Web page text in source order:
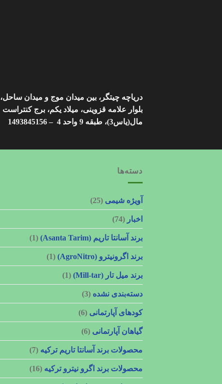
دریاچه چیتگر، بین میدان موج و میدان ساحل،
بلوار علامه قزوینی، میلاد یکم، برج کنتراست
مال(یاس3)، طبقه 9 واحد 4 – 1493845156
دسته‌ها
آویژه شیمی (25)
اخبار (74)
برند آسانتا تاریم (Asanta Tarim) (1)
برند اگرونیترو (AgroNitro) (1)
برند میل تار (Mill-tar) (1)
دسته‌بندی نشده (3)
کودهای آپارتمانی (6)
گیاهان آپارتمانی (6)
محصولات برند آسانتا تاریم ترکیه (7)
محصولات برند اگرو نیترو ترکیه (16)